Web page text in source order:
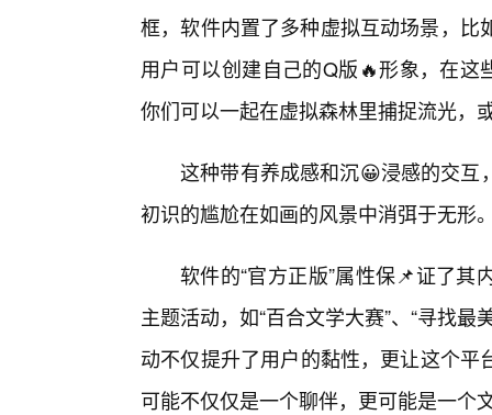
框，软件内置了多种虚拟互动场景，比
用户可以创建自己的Q版🔥形象，在这
你们可以一起在虚拟森林里捕捉流光，
这种带有养成感和沉😀浸感的交互
初识的尴尬在如画的风景中消弭于无形
软件的“官方正版”属性保📌证了
主题活动，如“百合文学大赛”、“寻找
动不仅提升了用户的黏性，更让这个
可能不仅仅是一个聊伴，更可能是一个